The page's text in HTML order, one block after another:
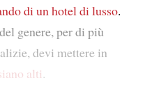
di un hotel di lusso.
genere, per di più
devi mettere in
alti.